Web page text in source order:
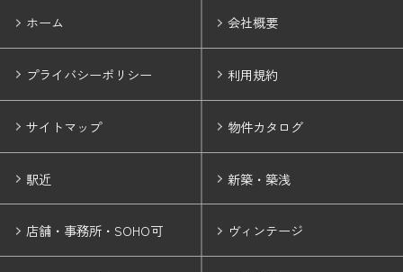
ホーム 会社概要
プライバシーポリシー 利用規約
サイトマップ 物件カタログ
駅近 新築・築浅
店舗・事務所・SOHO可 ヴィンテージ